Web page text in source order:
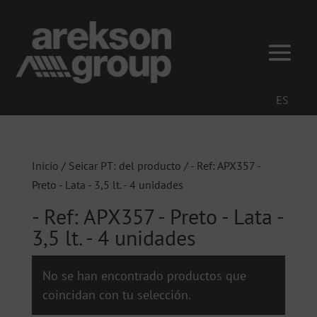
ES
Inicio / Seicar PT: del producto / - Ref: APX357 -
Preto - Lata - 3,5 lt. - 4 unidades
- Ref: APX357 - Preto - Lata -
3,5 lt. - 4 unidades
No se han encontrado productos que
coincidan con tu selección.